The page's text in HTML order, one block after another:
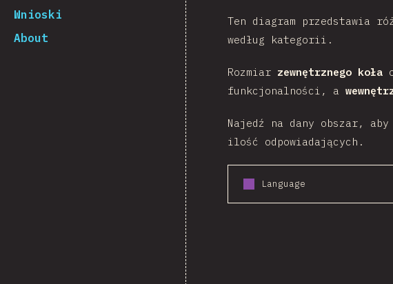
Wnioski
About
Ten diagram przedstawia
według kategorii.
Rozmiar zewnętrznego koła
funkcjonalności, a
Najedź na dany obszar,
ilość odpowiadających.
Language